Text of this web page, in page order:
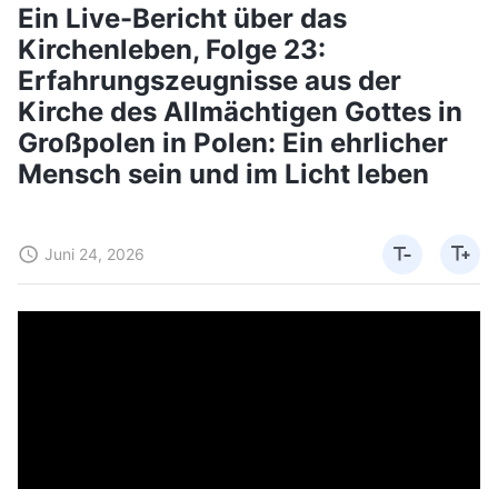
Ein Live-Bericht über das
Kirchenleben, Folge 23:
Erfahrungszeugnisse aus der
Kirche des Allmächtigen Gottes in
Großpolen in Polen: Ein ehrlicher
Mensch sein und im Licht leben
Juni 24, 2026